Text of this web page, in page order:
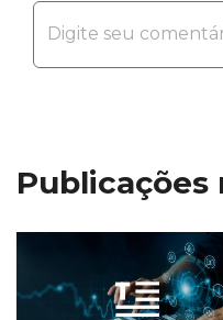
Publicações